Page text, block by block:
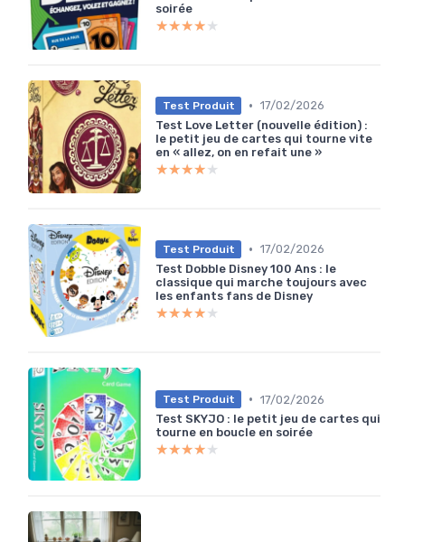
soirée
★★★★★
★★★★★
Test Produit • 17/02/2026
Test Love Letter (nouvelle édition) :
le petit jeu de cartes qui tourne vite
en « allez, on en refait une »
★★★★★
★★★★★
Test Produit • 17/02/2026
Test Dobble Disney 100 Ans : le
classique qui marche toujours avec
les enfants fans de Disney
★★★★★
★★★★★
Test Produit • 17/02/2026
Test SKYJO : le petit jeu de cartes qui
tourne en boucle en soirée
★★★★★
★★★★★